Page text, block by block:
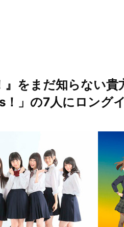
』をまだ知らない
」の7人にロング